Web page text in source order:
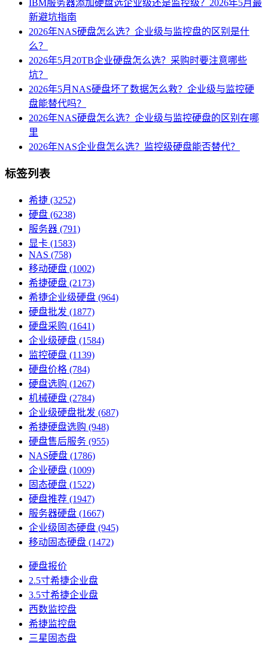
IBM服务器添加硬盘选企业级还是监控级？2026年5月最
新避坑指南
2026年NAS硬盘怎么选？企业级与监控盘的区别是什
么？
2026年5月20TB企业硬盘怎么选？采购时要注意哪些
坑？
2026年5月NAS硬盘坏了数据怎么救？企业级与监控硬
盘能替代吗？
2026年NAS硬盘怎么选？企业级与监控硬盘的区别在哪
里
2026年NAS企业盘怎么选？监控级硬盘能否替代？
标签列表
希捷 (3252)
硬盘 (6238)
服务器 (791)
显卡 (1583)
NAS (758)
移动硬盘 (1002)
希捷硬盘 (2173)
希捷企业级硬盘 (964)
硬盘批发 (1877)
硬盘采购 (1641)
企业级硬盘 (1584)
监控硬盘 (1139)
硬盘价格 (784)
硬盘选购 (1267)
机械硬盘 (2784)
企业级硬盘批发 (687)
希捷硬盘选购 (948)
硬盘售后服务 (955)
NAS硬盘 (1786)
企业硬盘 (1009)
固态硬盘 (1522)
硬盘推荐 (1947)
服务器硬盘 (1667)
企业级固态硬盘 (945)
移动固态硬盘 (1472)
硬盘报价
2.5寸希捷企业盘
3.5寸希捷企业盘
西数监控盘
希捷监控盘
三星固态盘